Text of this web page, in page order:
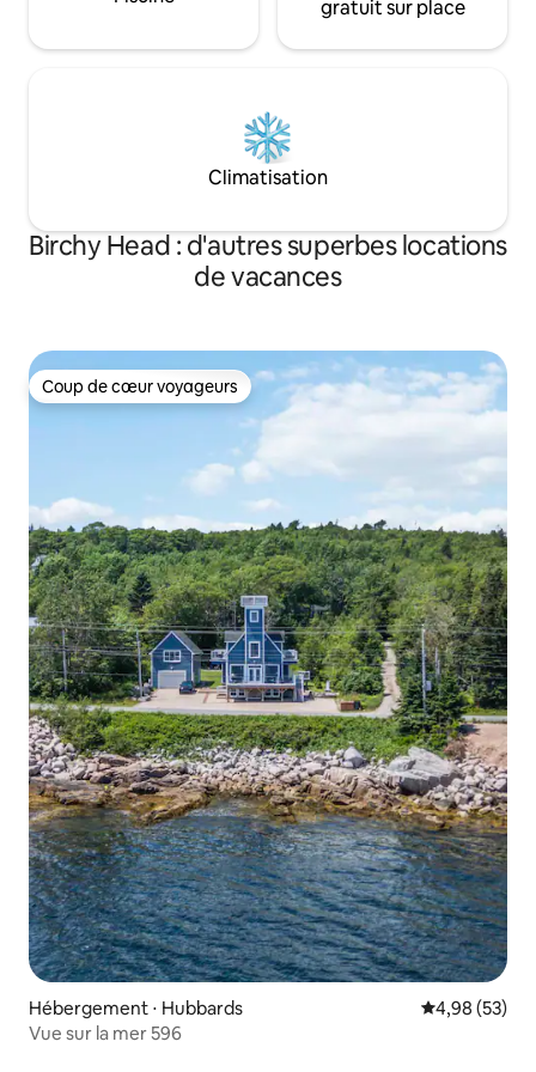
gratuit sur place
Climatisation
Birchy Head : d'autres superbes locations
de vacances
Coup de cœur voyageurs
Coup de cœur voyageurs
Hébergement ⋅ Hubbards Évaluation
4,98 (53)
Vue sur la mer 596